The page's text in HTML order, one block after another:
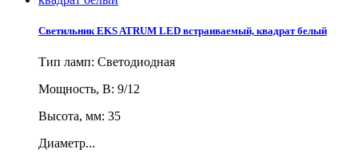
Светильник EKS ATRUM LED встраиваемый, квадрат белый
Тип ламп: Светодиодная
Мощность, В: 9/12
Высота, мм: 35
Диаметр...